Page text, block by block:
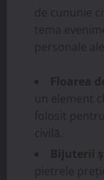
de cununie
tema
personale
Floarea
un element
folosit
civilă.
Bijuterii
pietrele